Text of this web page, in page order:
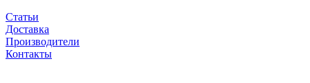
Статьи
Доставка
Производители
Контакты